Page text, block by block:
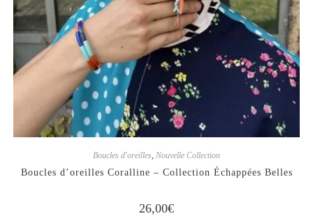
Boucles d'oreilles Nouvelle Collection
Boucles d’oreilles Coralline – Collection Échappées Belles
26,00€